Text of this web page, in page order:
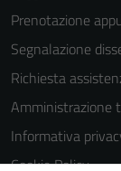
Prenotazione
Segnalazione
Richiesta
Amministrazione
Informativa
Cookie Policy